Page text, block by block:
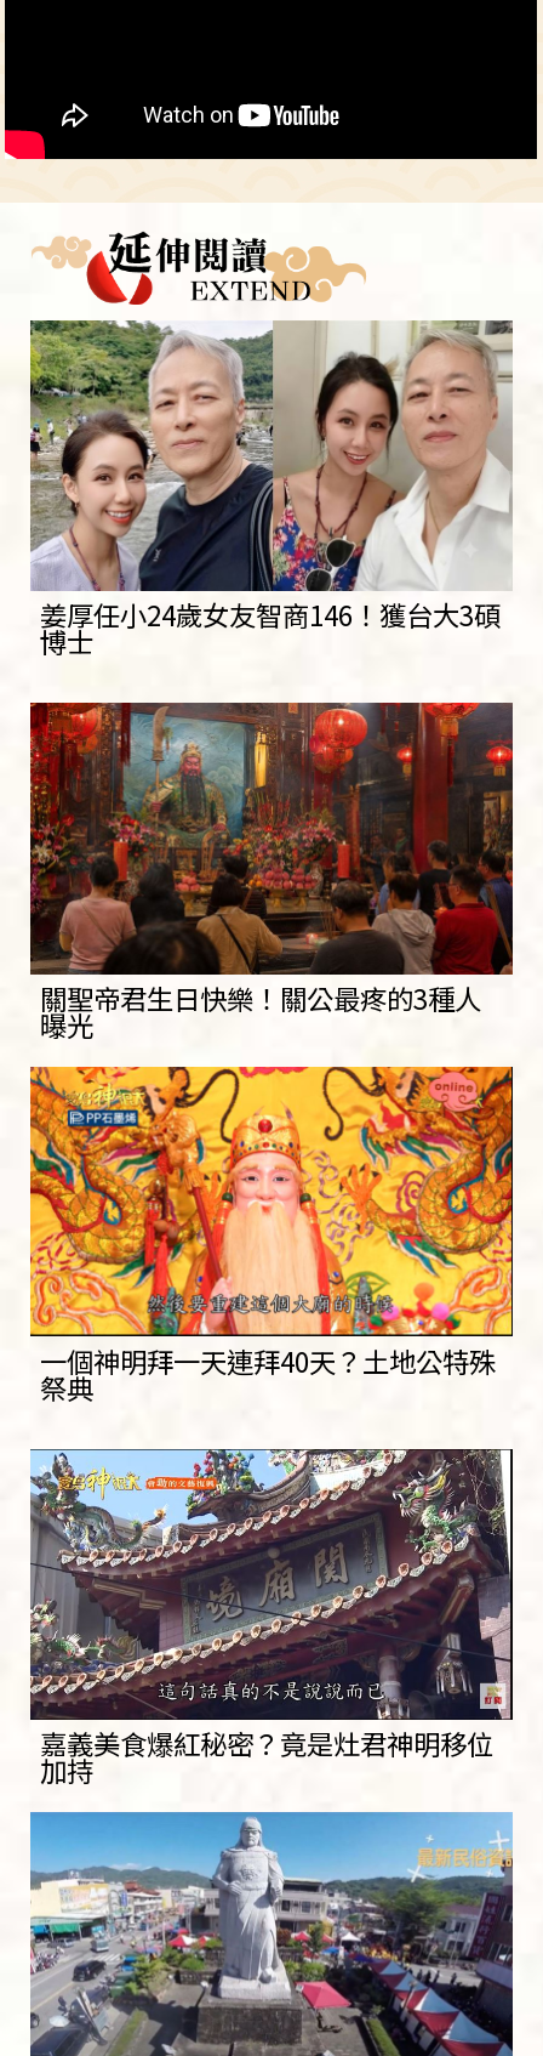
姜厚任小24歲女友智商146！獲台大3碩
博士
關聖帝君生日快樂！關公最疼的3種人
曝光
一個神明拜一天連拜40天？土地公特殊
祭典
嘉義美食爆紅秘密？竟是灶君神明移位
加持